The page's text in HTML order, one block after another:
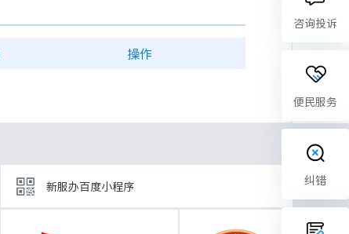
操作
新服办百度小程序
咨询投诉
便民服务
纠错